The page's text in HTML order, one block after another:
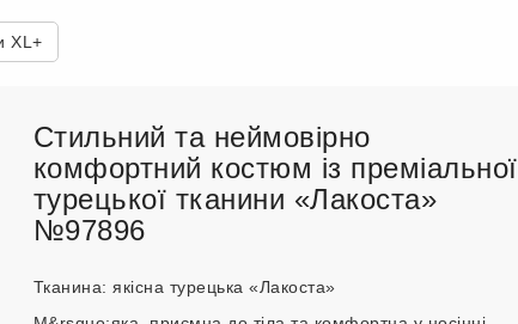
XL+
Стильний та неймовірно
комфортний костюм із преміальної
турецької тканини «Лакоста»
№97896
Тканина: якісна турецька «Лакоста»